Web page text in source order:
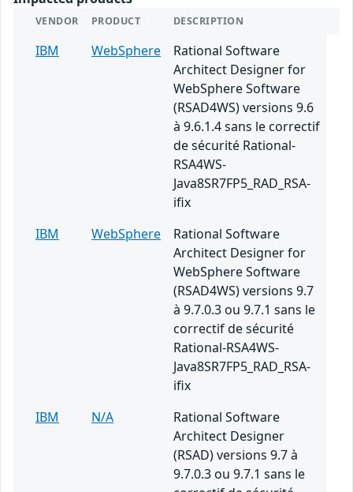
VENDOR PRODUCT DESCRIPTION
IBM WebSphere
Rational Software
Architect Designer for
WebSphere Software
(RSAD4WS) versions 9.6
à 9.6.1.4 sans le correctif
de sécurité Rational-
RSA4WS-
Java8SR7FP5_RAD_RSA-
ifix
IBM
WebSphere
Rational Software
Architect Designer for
WebSphere Software
(RSAD4WS) versions 9.7
à 9.7.0.3 ou 9.7.1 sans le
correctif de sécurité
Rational-RSA4WS-
Java8SR7FP5_RAD_RSA-
ifix
IBM
N/A
Rational Software
Architect Designer
(RSAD) versions 9.7 à
9.7.0.3 ou 9.7.1 sans le